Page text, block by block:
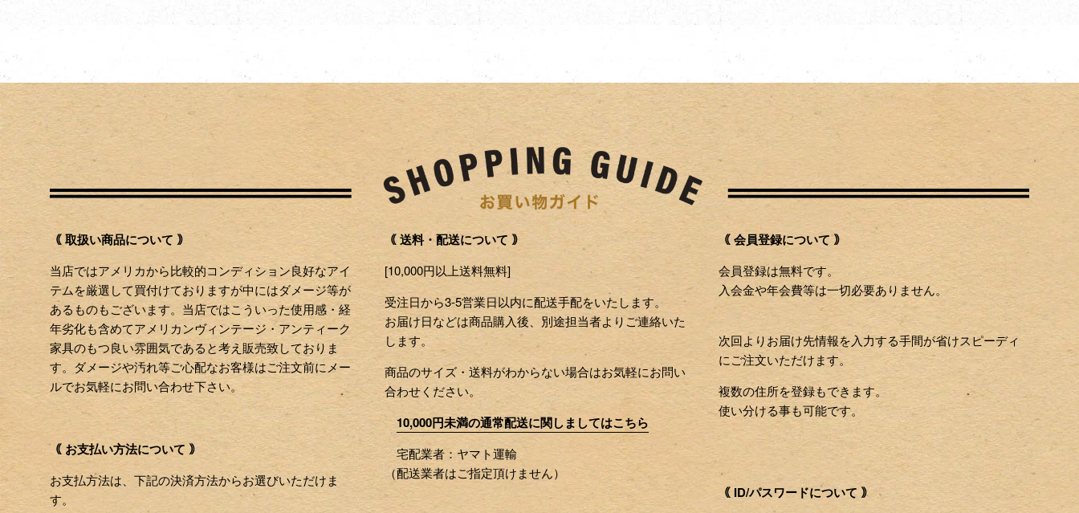
｟ 取扱い商品について ｠
当店ではアメリカから比較的コンディション良好なアイ
テムを厳選して買付けておりますが中にはダメージ等が
あるものもございます。当店ではこういった使用感・経
年劣化も含めてアメリカンヴィンテージ・アンティーク
家具のもつ良い雰囲気であると考え販売致しておりま
す。ダメージや汚れ等ご心配なお客様はご注文前にメー
ルでお気軽にお問い合わせ下さい。
｟ お支払い方法について ｠
お支払方法は、下記の決済方法からお選びいただけま
す。
｟ 送料・配送について ｠
[10,000円以上送料無料]
受注日から3-5営業日以内に配送手配をいたします。
お届け日などは商品購入後、別途担当者よりご連絡いた
します。
商品のサイズ・送料がわからない場合はお気軽にお問い
合わせください。
10,000円未満の通常配送に関しましてはこちら
宅配業者：ヤマト運輸
（配送業者はご指定頂けません）
｟ 会員登録について ｠
会員登録は無料です。
入会金や年会費等は一切必要ありません。
次回よりお届け先情報を入力する手間が省けスピーディ
にご注文いただけます。
複数の住所を登録もできます。
使い分ける事も可能です。
｟ ID/パスワードについて ｠